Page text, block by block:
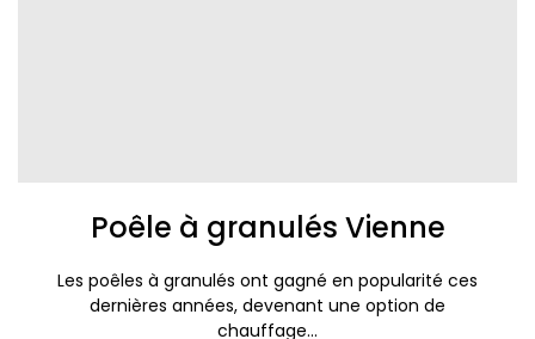
Poêle à granulés Vienne
Les poêles à granulés ont gagné en popularité ces
dernières années, devenant une option de
chauffage...